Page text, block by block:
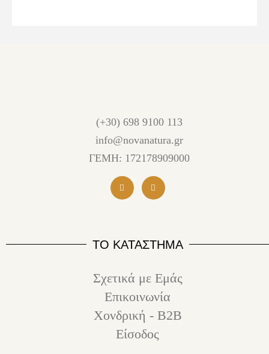
(+30) 698 9100 113
info@novanatura.gr
ΓΕΜΗ: 172178909000
ΤΟ ΚΑΤΑΣΤΗΜΑ
Σχετικά με Εμάς
Επικοινωνία
Χονδρική - B2B
Είσοδος